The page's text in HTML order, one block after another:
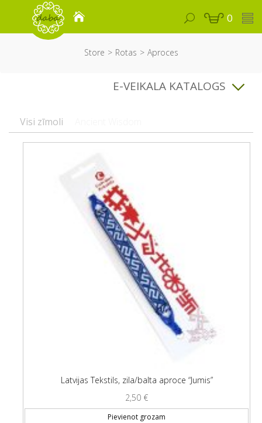
0
Store Rotas Aproces
E-VEIKALA KATALOGS
Visi zīmoli
Latvijas Tekstils, zila/balta aproce “Jumis”
2,50 €
Pievienot grozam